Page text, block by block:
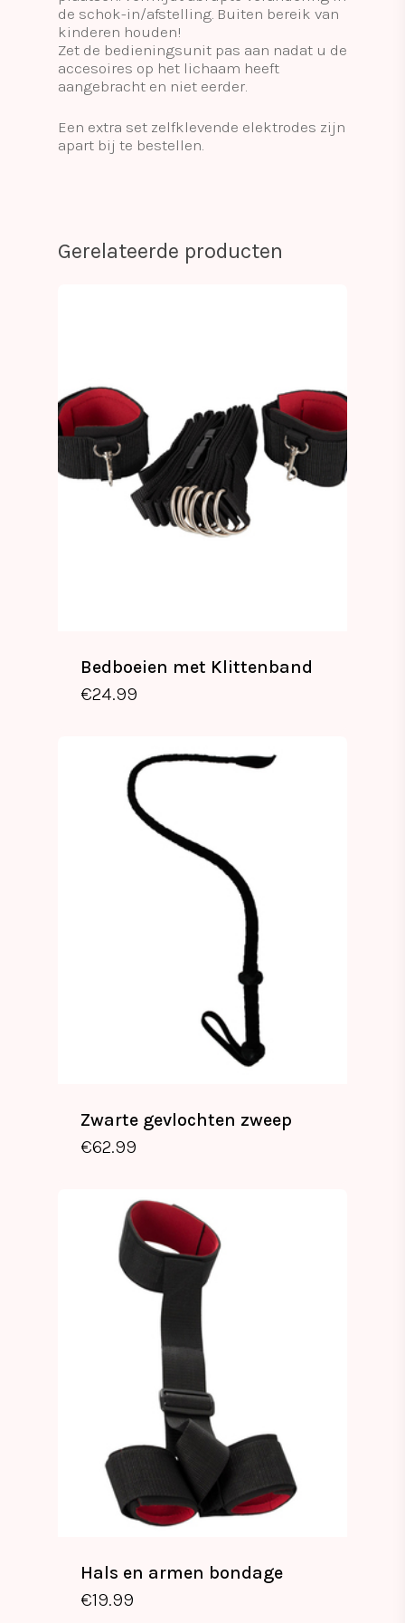
de schok-in/afstelling. Buiten bereik van
kinderen houden!
Zet de bedieningsunit pas aan nadat u de
accesoires op het lichaam heeft
aangebracht en niet eerder.
Een extra set zelfklevende elektrodes zijn
apart bij te bestellen.
Gerelateerde producten
Bedboeien met Klittenband
€24.99
€24.99
Zwarte gevlochten zweep
€62.99
€62.99
Hals en armen bondage
€19.99
€19.99